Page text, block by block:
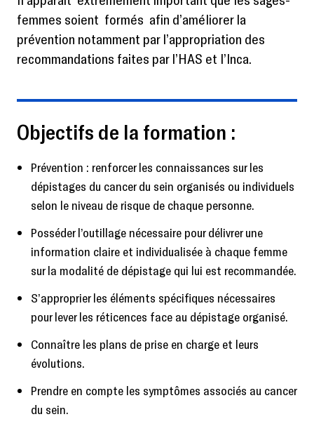
femmes soient formés afin d’améliorer la
prévention notamment par l’appropriation des
recommandations faites par l’HAS et l’Inca.
Objectifs de la formation :
Prévention : renforcer les connaissances sur les
dépistages du cancer du sein organisés ou individuels
selon le niveau de risque de chaque personne.
Posséder l’outillage nécessaire pour délivrer une
information claire et individualisée à chaque femme
sur la modalité de dépistage qui lui est recommandée.
S’approprier les éléments spécifiques nécessaires
pour lever les réticences face au dépistage organisé.
Connaître les plans de prise en charge et leurs
évolutions.
Prendre en compte les symptômes associés au cancer
du sein.